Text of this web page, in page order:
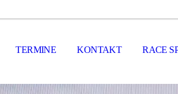
TERMINE KONTAKT RACE